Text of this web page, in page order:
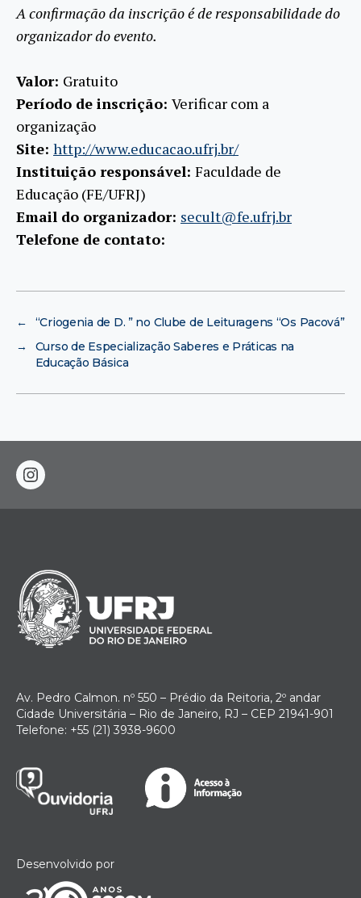
A confirmação da inscrição é de responsabilidade do
organizador do evento.
Valor: Gratuito
Período de inscrição: Verificar com a
organização
Site: http://www.educacao.ufrj.br/
Instituição responsável: Faculdade de
Educação (FE/UFRJ)
Email do organizador: secult@fe.ufrj.br
Telefone de contato:
←
“Criogenia de D. ” no Clube de Leituragens “Os Pacová”
→
Curso de Especialização Saberes e Práticas na
Educação Básica
instagram
Av. Pedro Calmon. nº 550 – Prédio da Reitoria, 2º andar
Cidade Universitária – Rio de Janeiro, RJ – CEP 21941-901
Telefone: +55 (21) 3938-9600
Desenvolvido por